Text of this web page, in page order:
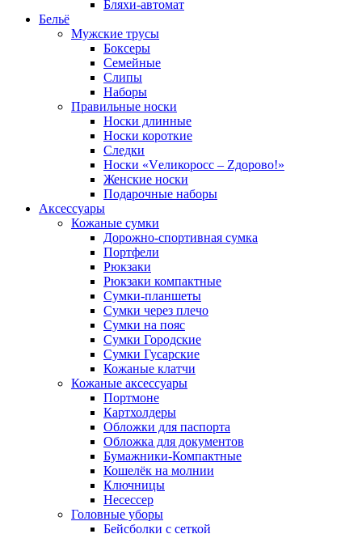
Бляхи-автомат
Бельё
Мужские трусы
Боксеры
Семейные
Слипы
Наборы
Правильные носки
Носки длинные
Носки короткие
Следки
Носки «Vеликоросс – Zдорово!»
Женские носки
Подарочные наборы
Аксессуары
Кожаные сумки
Дорожно-спортивная сумка
Портфели
Рюкзаки
Рюкзаки компактные
Сумки-планшеты
Сумки через плечо
Сумки на пояс
Сумки Городские
Сумки Гусарские
Кожаные клатчи
Кожаные аксессуары
Портмоне
Картхолдеры
Обложки для паспорта
Обложка для документов
Бумажники-Компактные
Кошелёк на молнии
Ключницы
Несессер
Головные уборы
Бейсболки с сеткой